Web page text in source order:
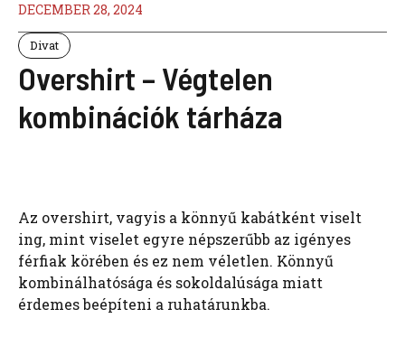
DECEMBER 28, 2024
Divat
Overshirt – Végtelen
kombinációk tárháza
Az overshirt, vagyis a könnyű kabátként viselt
ing, mint viselet egyre népszerűbb az igényes
férfiak körében és ez nem véletlen. Könnyű
kombinálhatósága és sokoldalúsága miatt
érdemes beépíteni a ruhatárunkba.